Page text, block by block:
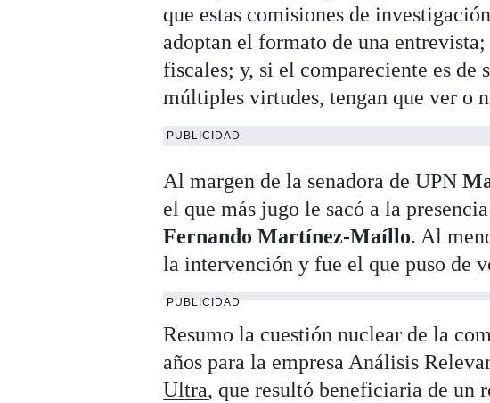
que estas comisiones de
adoptan el formato de una
fiscales; y, si el compareciente es
múltiples virtudes, tengan que ver o
PUBLICIDAD
Al margen de la senadora de UPN
el que más jugo le sacó a la
Fernando Martínez-Maíllo. Al
la intervención y fue el que puso de
PUBLICIDAD
Resumo la cuestión nuclear de la
años para la empresa Análisis
Ultra, que resultó beneficiaria de un